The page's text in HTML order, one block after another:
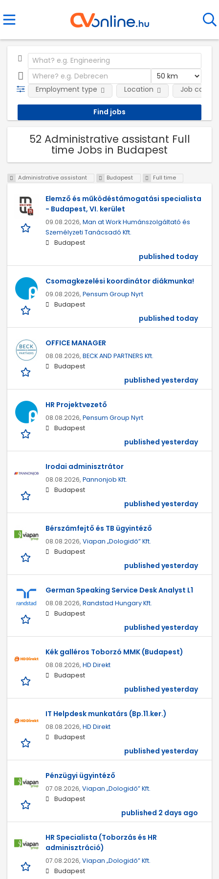
Employment type Location Job
52 Administrative assistant Full
time Jobs in Budapest
Administrative assistant Budapest Full time
Elemző és működéstámogatási specialista
- Budapest, VI. kerület
09.08.2026, Man at Work Humánszolgáltató és
Személyzeti Tanácsadó Kft.
Budapest
published today
Csomagkezelési koordinátor diákmunka!
09.08.2026, Pensum Group Nyrt
Budapest
published today
OFFICE MANAGER
08.08.2026, BECK AND PARTNERS Kft.
Budapest
published yesterday
HR Projektvezető
08.08.2026, Pensum Group Nyrt
Budapest
published yesterday
Irodai adminisztrátor
08.08.2026, Pannonjob Kft.
Budapest
published yesterday
Bérszámfejtő és TB ügyintéző
08.08.2026, Viapan „Dologidő” Kft.
Budapest
published yesterday
German Speaking Service Desk Analyst L1
08.08.2026, Randstad Hungary Kft.
Budapest
published yesterday
Kék galléros Toborzó MMK (Budapest)
08.08.2026, HD Direkt
Budapest
published yesterday
IT Helpdesk munkatárs (Bp.11.ker.)
08.08.2026, HD Direkt
Budapest
published yesterday
Pénzügyi ügyintéző
07.08.2026, Viapan „Dologidő” Kft.
Budapest
published 2 days ago
HR Specialista (Toborzás és HR
adminisztráció)
07.08.2026, Viapan „Dologidő” Kft.
Budapest